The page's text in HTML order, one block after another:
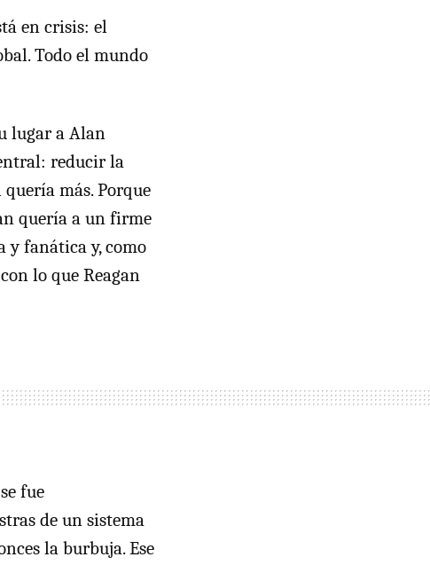
en crisis: el
Todo el mundo
lugar a Alan
reducir la
más. Porque
quería a un firme
y fanática y, como
lo que Reagan
se fue
de un sistema
la burbuja. Ese